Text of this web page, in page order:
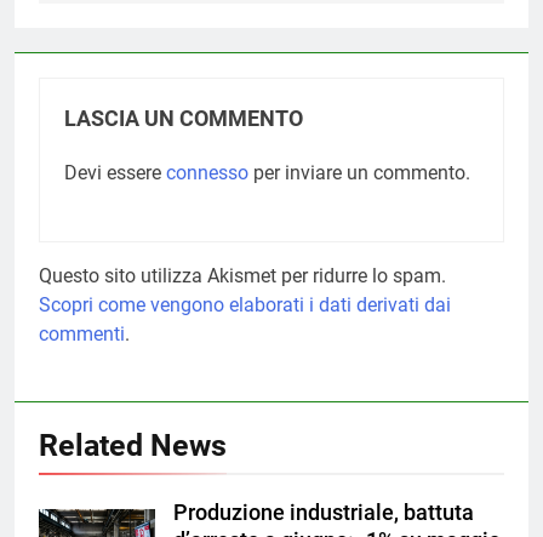
LASCIA UN COMMENTO
Devi essere connesso per inviare un commento.
Questo sito utilizza Akismet per ridurre lo spam.
Scopri come vengono elaborati i dati derivati dai
commenti.
Related News
Produzione industriale, battuta